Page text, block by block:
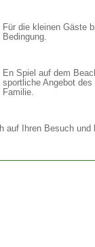
Für die kleinen Gäste
Bedingung.
En Spiel auf dem
sportliche Angebot
Familie.
auf Ihren Besuch